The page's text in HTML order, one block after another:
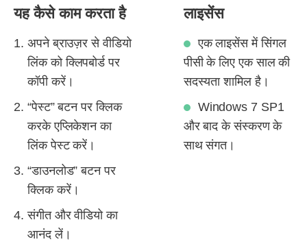
यह कैसे काम करता है
अपने ब्राउज़र से वीडियो
लिंक को क्लिपबोर्ड पर
कॉपी करें।
“पेस्ट” बटन पर क्लिक
करके एप्लिकेशन का
लिंक पेस्ट करें।
“डाउनलोड” बटन पर
क्लिक करें।
संगीत और वीडियो का
आनंद लें।
लाइसेंस
एक लाइसेंस में सिंगल
पीसी के लिए एक साल की
सदस्यता शामिल है।
Windows 7 SP1
और बाद के संस्करण के
साथ संगत।